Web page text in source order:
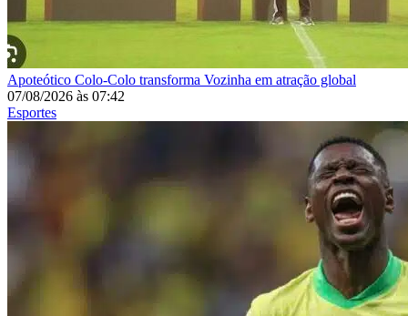
Apoteótico Colo-Colo transforma Vozinha em atração global
07/08/2026 às 07:42
Esportes